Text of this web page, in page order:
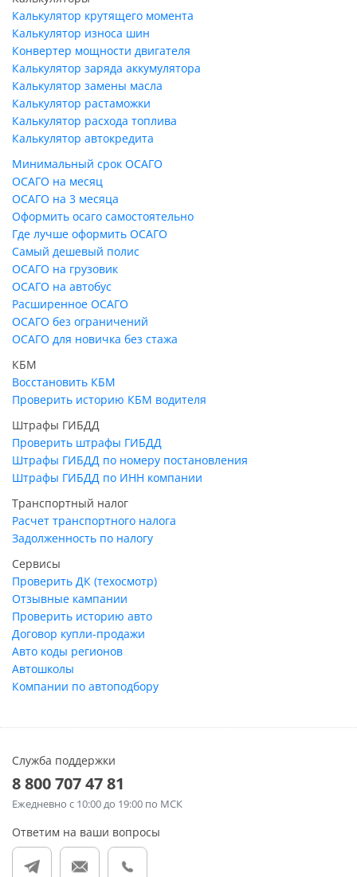
Калькулятор крутящего момента
Калькулятор износа шин
Конвертер мощности двигателя
Калькулятор заряда аккумулятора
Калькулятор замены масла
Калькулятор растаможки
Калькулятор расхода топлива
Калькулятор автокредита
Минимальный срок ОСАГО
ОСАГО на месяц
ОСАГО на 3 месяца
Оформить осаго самостоятельно
Где лучше оформить ОСАГО
Самый дешевый полис
ОСАГО на грузовик
ОСАГО на автобус
Расширенное ОСАГО
ОСАГО без ограничений
ОСАГО для новичка без стажа
КБМ
Восстановить КБМ
Проверить историю КБМ водителя
Штрафы ГИБДД
Проверить штрафы ГИБДД
Штрафы ГИБДД по номеру постановления
Штрафы ГИБДД по ИНН компании
Транспортный налог
Расчет транспортного налога
Задолженность по налогу
Сервисы
Проверить ДК (техосмотр)
Отзывные кампании
Проверить историю авто
Договор купли-продажи
Авто коды регионов
Автошколы
Компании по автоподбору
Служба поддержки
8 800 707 47 81
Ежедневно с 10:00 до 19:00 по МСК
Ответим на ваши вопросы